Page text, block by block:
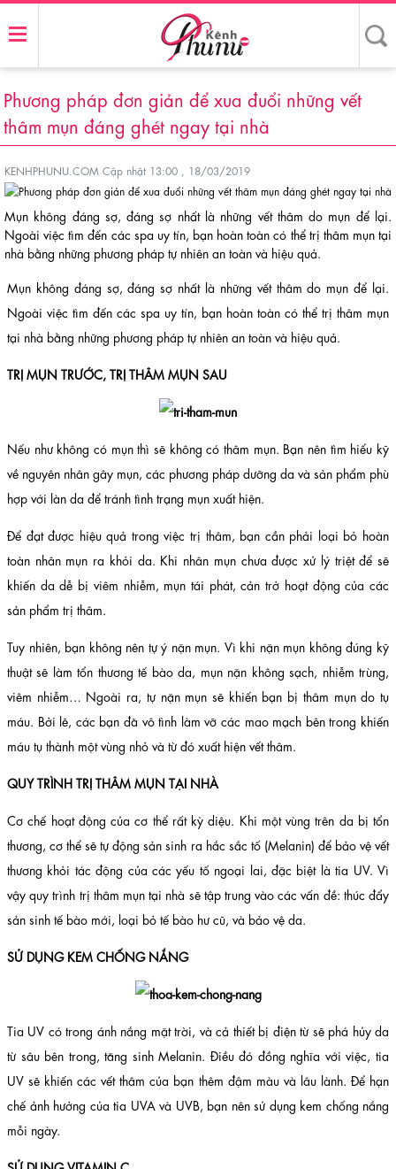
Phương pháp đơn giản để xua đuổi những vết
thâm mụn đáng ghét ngay tại nhà
KENHPHUNU.COM Cập nhật 13:00 , 18/03/2019
Mụn không đáng sợ, đáng sợ nhất là những vết thâm do mụn để lại.
Ngoài việc tìm đến các spa uy tín, bạn hoàn toàn có thể trị thâm mụn tại
nhà bằng những phương pháp tự nhiên an toàn và hiệu quả.
Mụn không đáng sợ, đáng sợ nhất là những vết thâm do mụn để lại.
Ngoài việc tìm đến các spa uy tín, bạn hoàn toàn có thể trị thâm mụn
tại nhà bằng những phương pháp tự nhiên an toàn và hiệu quả.
TRỊ MỤN TRƯỚC, TRỊ THÂM MỤN SAU
Nếu như không có mụn thì sẽ không có thâm mụn. Bạn nên tìm hiểu kỹ
về nguyên nhân gây mụn, các phương pháp dưỡng da và sản phẩm phù
hợp với làn da để tránh tình trạng mụn xuất hiện.
Để đạt được hiệu quả trong việc trị thâm, bạn cần phải loại bỏ hoàn
toàn nhân mụn ra khỏi da. Khi nhân mụn chưa được xử lý triệt để sẽ
khiến da dễ bị viêm nhiễm, mụn tái phát, cản trở hoạt động của các
sản phẩm trị thâm.
Tuy nhiên, bạn không nên tự ý nặn mụn. Vì khi nặn mụn không đúng kỹ
thuật sẽ làm tổn thương tế bào da, mụn nặn không sạch, nhiễm trùng,
viêm nhiễm… Ngoài ra, tự nặn mụn sẽ khiến bạn bị thâm mụn do tụ
máu. Bởi lẽ, các bạn đã vô tình làm vỡ các mao mạch bên trong khiến
máu tụ thành một vùng nhỏ và từ đó xuất hiện vết thâm.
QUY TRÌNH TRỊ THÂM MỤN TẠI NHÀ
Cơ chế hoạt động của cơ thể rất kỳ diệu. Khi một vùng trên da bị tổn
thương, cơ thể sẽ tự động sản sinh ra hắc sắc tố (Melanin) để bảo vệ vết
thương khỏi tác động của các yếu tố ngoại lai, đặc biệt là tia UV. Vì
vậy quy trình trị thâm mụn tại nhà sẽ tập trung vào các vấn đề: thúc đẩy
sản sinh tế bào mới, loại bỏ tế bào hư cũ, và bảo vệ da.
SỬ DỤNG KEM CHỐNG NẮNG
Tia UV có trong ánh nắng mặt trời, và cả thiết bị điện từ sẽ phá hủy da
từ sâu bên trong, tăng sinh Melanin. Điều đó đồng nghĩa với việc, tia
UV sẽ khiến các vết thâm của bạn thêm đậm màu và lâu lành. Để hạn
chế ảnh hưởng của tia UVA và UVB, bạn nên sử dụng kem chống nắng
mỗi ngày.